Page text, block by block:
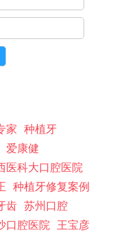
家
种植牙
爱康健
医科大口腔医院
种植牙修复案例
齿
苏州口腔
口腔医院
王宝彦